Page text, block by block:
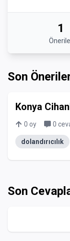
1
Son
Konya
0 oy 0
dolandırıcılık
Son